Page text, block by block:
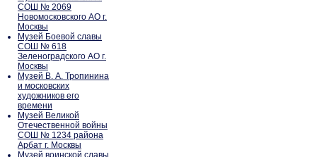
СОШ № 2069
Новомосковского АО г.
Москвы
Музей Боевой славы
СОШ № 618
Зеленоградского АО г.
Москвы
Музей В. А. Тропинина
и московских
художников его
времени
Музей Великой
Отечественной войны
СОШ № 1234 района
Арбат г. Москвы
Музей воинской славы